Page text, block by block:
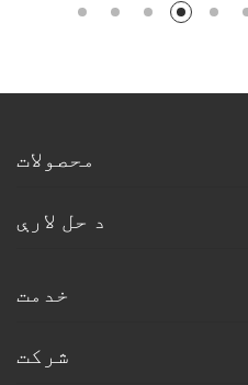
محصولات
د حل لارې
خدمت
شرکت